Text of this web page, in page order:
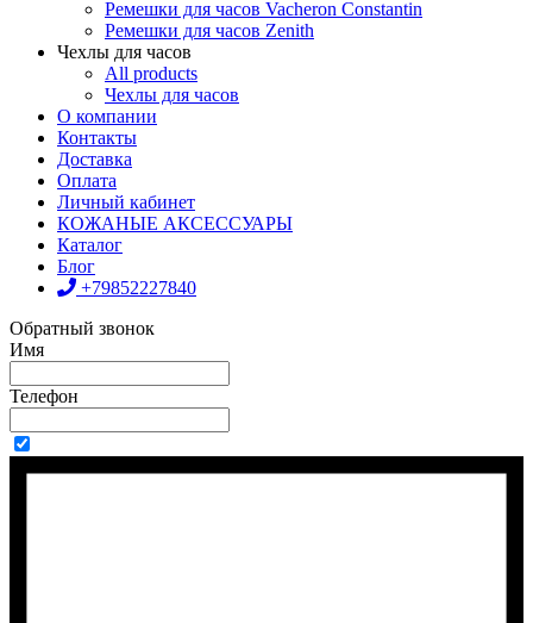
Ремешки для часов Vacheron Constantin
Ремешки для часов Zenith
Чехлы для часов
All products
Чехлы для часов
О компании
Контакты
Доставка
Оплата
Личный кабинет
КОЖАНЫЕ АКСЕССУАРЫ
Каталог
Блог
+79852227840
Обратный звонок
Имя
Телефон